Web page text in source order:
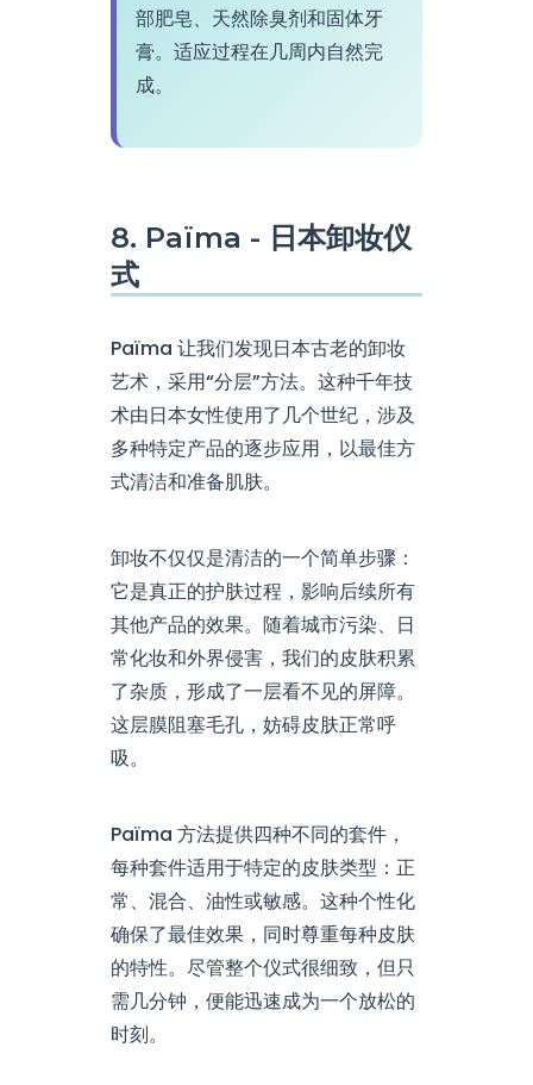
部肥皂、天然除臭剂和固体牙
膏。适应过程在几周内自然完
成。
8. Païma - 日本卸妆仪
式
Païma 让我们发现日本古老的卸妆
艺术，采用“分层”方法。这种千年技
术由日本女性使用了几个世纪，涉及
多种特定产品的逐步应用，以最佳方
式清洁和准备肌肤。
卸妆不仅仅是清洁的一个简单步骤：
它是真正的护肤过程，影响后续所有
其他产品的效果。随着城市污染、日
常化妆和外界侵害，我们的皮肤积累
了杂质，形成了一层看不见的屏障。
这层膜阻塞毛孔，妨碍皮肤正常呼
吸。
Païma 方法提供四种不同的套件，
每种套件适用于特定的皮肤类型：正
常、混合、油性或敏感。这种个性化
确保了最佳效果，同时尊重每种皮肤
的特性。尽管整个仪式很细致，但只
需几分钟，便能迅速成为一个放松的
时刻。